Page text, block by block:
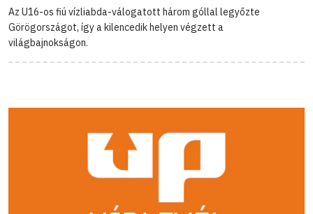
Az U16-os fiú vízliabda-válogatott három góllal legyőzte
Görögországot, így a kilencedik helyen végzett a
világbajnokságon.